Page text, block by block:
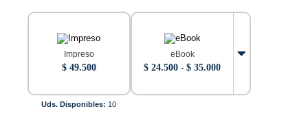
Impreso
$49.500
Uds. Disponibles: 10
eBook
$ 24.500 - $ 35.000Rango
desde